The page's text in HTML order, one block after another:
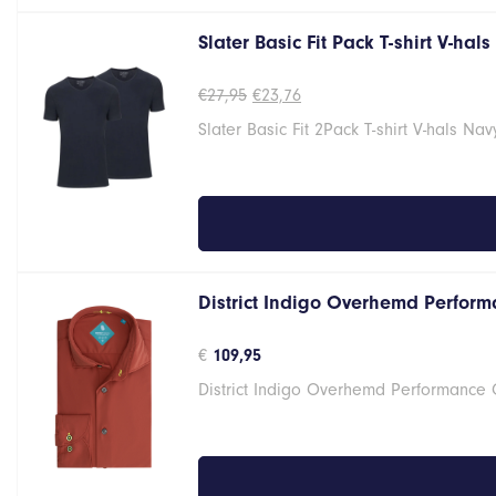
Slater Basic Fit Pack T-shirt V-
€27,95 Oorspronkelijke
was:
€23,76Huidige
is:
Slater Basic Fit 2Pack T-shirt V-hals
District Indigo Overhemd
€ 109,95
District Indigo Overhemd Performance